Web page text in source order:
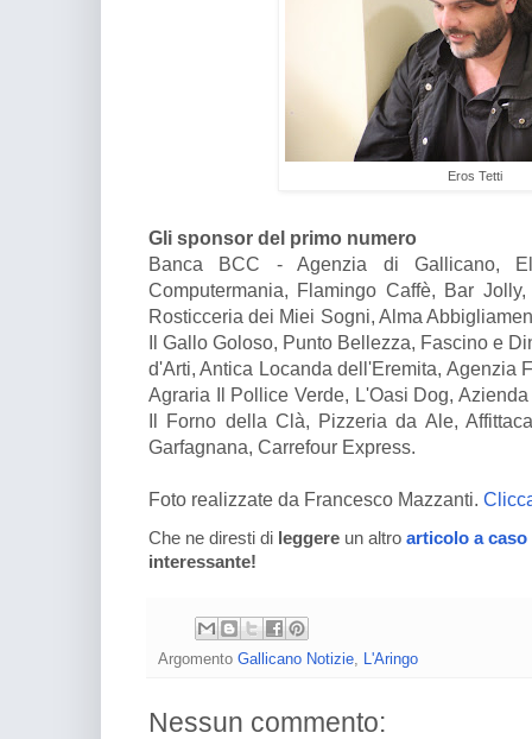
Eros Tetti
Gli sponsor del primo numero
Banca BCC - Agenzia di Gallicano,
Computermania, Flamingo Caffè, Bar
Rosticceria dei Miei Sogni, Alma
Il Gallo Goloso, Punto Bellezza, Fascino e
d'Arti, Antica Locanda dell'Eremita, Agenzia
Agraria Il Pollice Verde, L'Oasi Dog,
Il Forno della Clà, Pizzeria da Ale,
Garfagnana, Carrefour Express.
Foto realizzate da Francesco Mazzanti.
Che ne diresti di leggere un altro articolo a caso
interessante!
Argomento Gallicano Notizie L'Aringo
Nessun commento: